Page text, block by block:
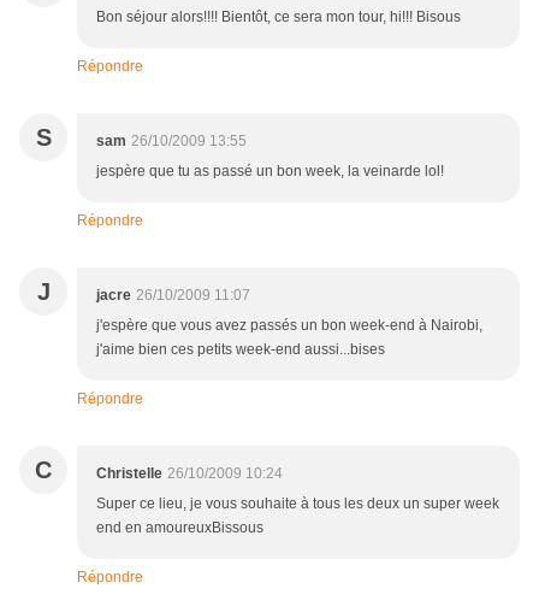
Bon séjour alors!!!! Bientôt, ce sera mon tour, hi!!! Bisous
Répondre
S sam 26/10/2009 13:55
jespère que tu as passé un bon week, la veinarde lol!
Répondre
J jacre 26/10/2009 11:07
j'espère que vous avez passés un bon week-end à Nairobi,
j'aime bien ces petits week-end aussi...bises
Répondre
C Christelle 26/10/2009 10:24
Super ce lieu, je vous souhaite à tous les deux un super week
end en amoureuxBissous
Répondre